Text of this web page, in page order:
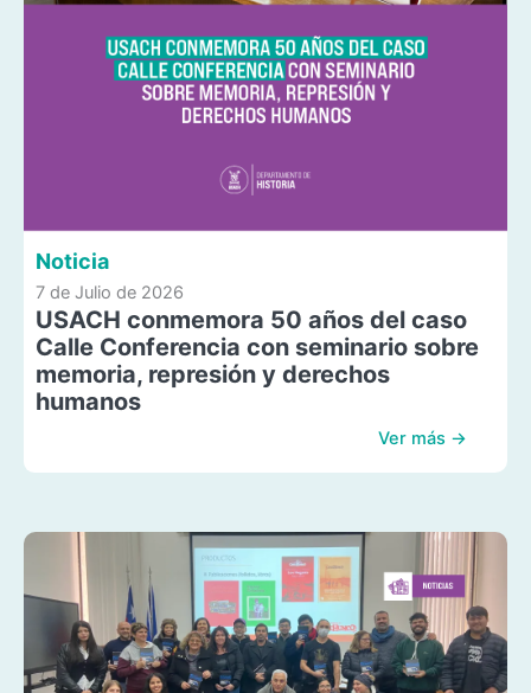
Noticia
7 de Julio de 2026
USACH conmemora 50 años del caso
Calle Conferencia con seminario sobre
memoria, represión y derechos
humanos
Ver más →